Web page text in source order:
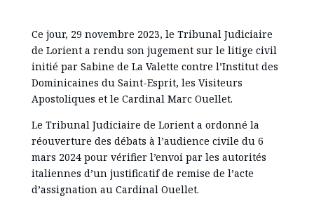
Ce jour, 29 novembre 2023, le Tribunal Judiciaire
de Lorient a rendu son jugement sur le litige civil
initié par Sabine de La Valette contre l’Institut des
Dominicaines du Saint-Esprit, les Visiteurs
Apostoliques et le Cardinal Marc Ouellet.
Le Tribunal Judiciaire de Lorient a ordonné la
réouverture des débats à l’audience civile du 6
mars 2024 pour vérifier l’envoi par les autorités
italiennes d’un justificatif de remise de l’acte
d’assignation au Cardinal Ouellet.